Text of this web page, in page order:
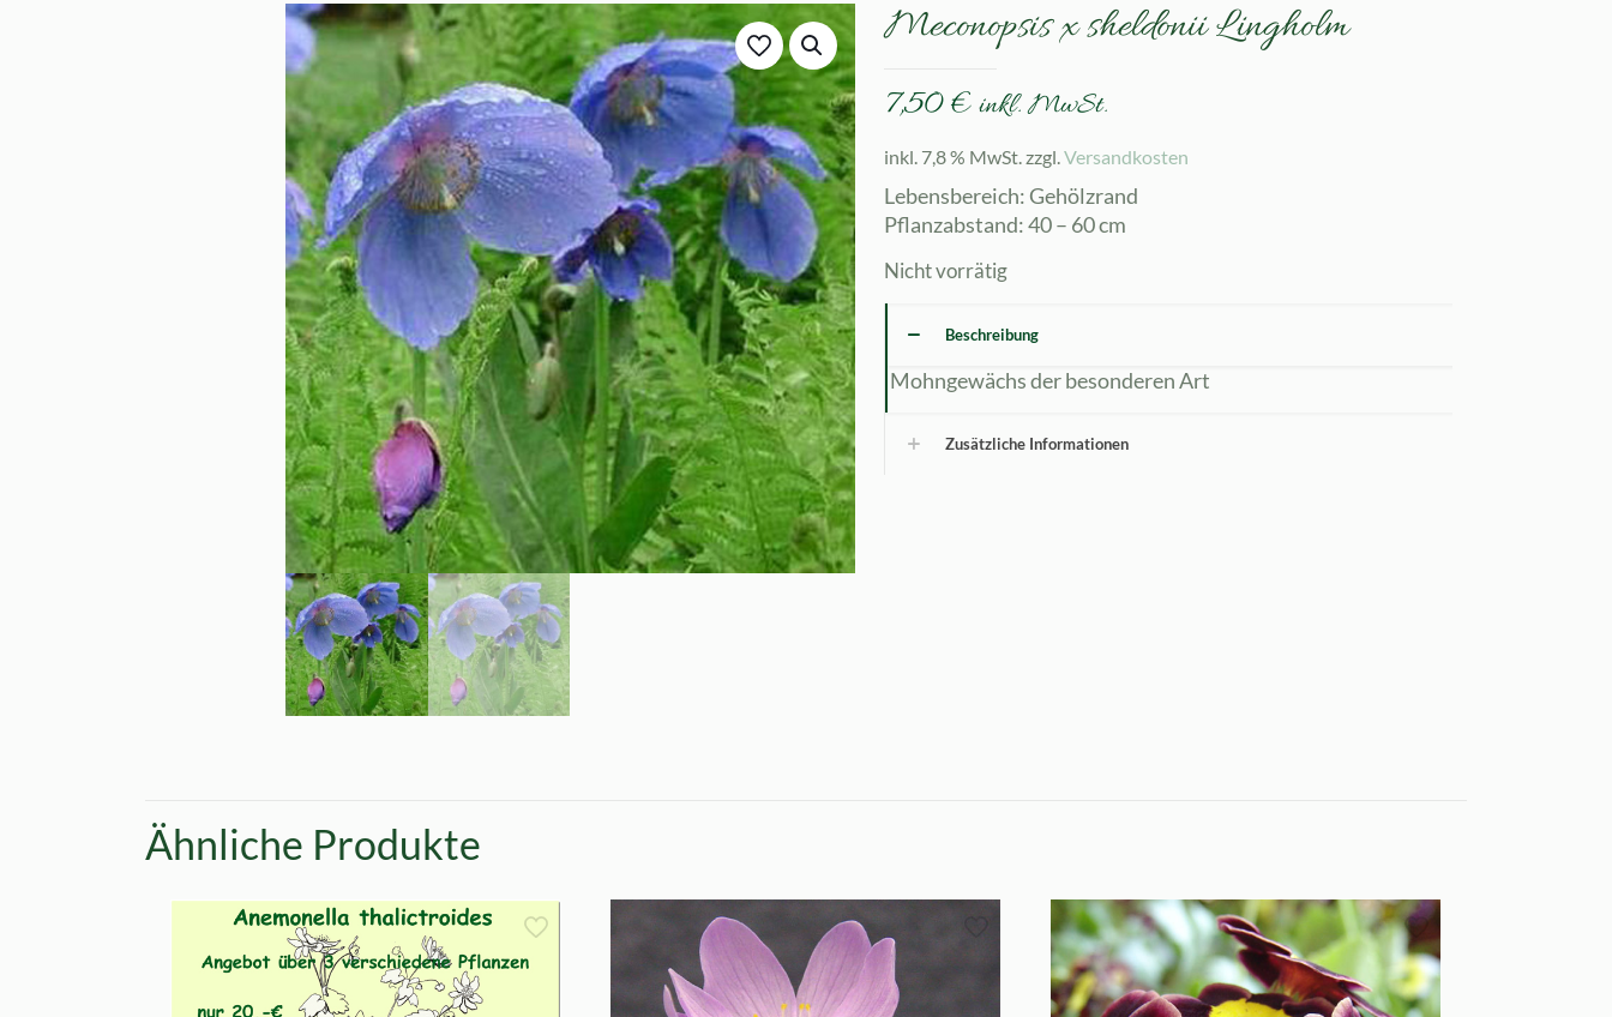
Meconopsis x sheldonii Lingholm
7,50€ inkl. MwSt.
inkl. 7,8 % MwSt.zzgl.Versandkosten
Lebensbereich: Gehölzrand
Pflanzabstand: 40 – 60 cm
Nicht vorrätig
Beschreibung
Mohngewächs der besonderen Art
Zusätzliche Informationen
Ähnliche Produkte